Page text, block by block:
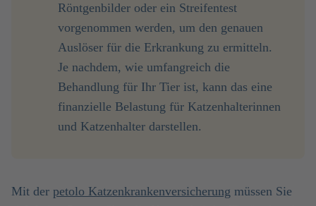
Röntgenbilder oder ein Streifentest
vorgenommen werden, um den genauen
Auslöser für die Erkrankung zu ermitteln.
Je nachdem, wie umfangreich die
Behandlung für Ihr Tier ist, kann das eine
finanzielle Belastung für Katzenhalterinnen
und Katzenhalter darstellen.
Mit der petolo Katzenkrankenversicherung müssen Sie